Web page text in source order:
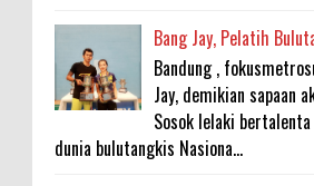
Bang Jay, Pelatih
Bandung ,
Jay, demikian sapaan
Sosok lelaki
dunia bulutangkis Nasiona...